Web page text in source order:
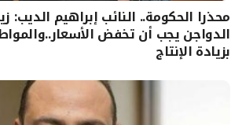
محذرا الحكومة.. النائب إبراهيم الديب:
الدواجن يجب أن تخفض
بزيادة الإنتاج